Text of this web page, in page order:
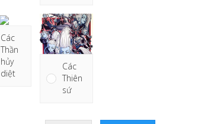
Các
Thần
hủy
diệt
Các
Thiên
sứ